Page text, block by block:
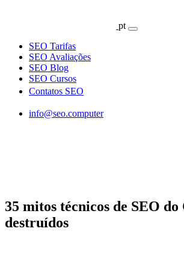
pt
SEO Tarifas
SEO Avaliações
SEO Blog
SEO Cursos
Contatos SEO
info@seo.computer
35 mitos técnicos de SEO do
destruídos